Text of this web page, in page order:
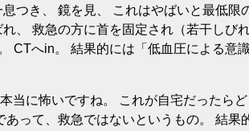
つき、 鏡を見、 これはやばいと最低
、 救急の方に首を固定され（若干しび
CTへin。 結果的には「低血圧による意
当に怖いですね。 これが自宅だったら
あって、救急ではないというもの。 結果